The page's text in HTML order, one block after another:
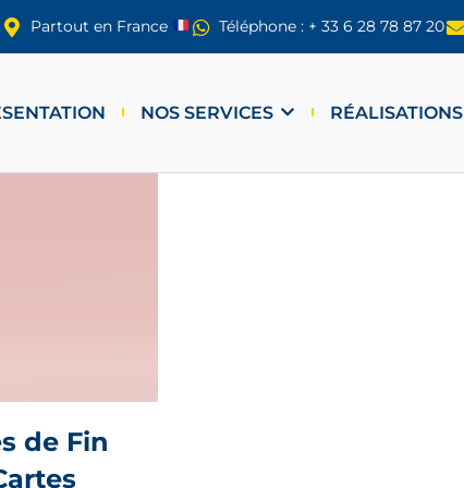
Partout en France Téléphone : + 33 6 28 78 87 20
NOS SERVICES RÉALISATIONS
de Fin